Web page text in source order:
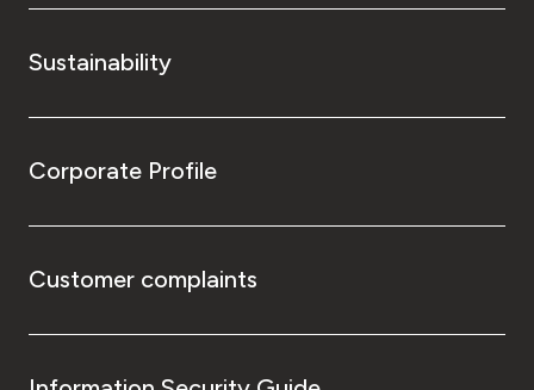
Sustainability
Corporate Profile
Customer complaints